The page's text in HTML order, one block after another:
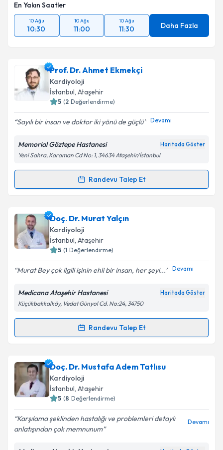
En Yakın Saatler
10 Ağu
10:30
10 Ağu
11:00
10 Ağu
11:30 Daha Fazla
Prof. Dr. Ahmet Ekmekçi
Kardiyoloji
İstanbul, Ataşehir
5 (2 Değerlendirme)
Sayılı bir insan ve doktor iki yönü de güçlü Devamı
Memorial Göztepe Hastanesi Haritada Göster
Yeni Sahra, Karaman Cd No: 1, 34634 Ataşehir/İstanbul
Randevu Talep Et
Randevu Takvimi Talebi
Prof. Dr. Ahmet Ekmekçiiçin randevu takvimi talebi
oluşturun. Size bu uzmandan randevu almanız için bir
takvim hazırlandığında e-posta ile bilgilendireceğiz.
Kişisel verilerimin işlenmesine ilişkin
Metni'ni okudum ve kişisel verilerimin belirtilen
kapsamda işlenmesini kabul ediyorum.
Doç. Dr. Murat Yalçın
Kardiyoloji
İstanbul, Ataşehir
5 (1 Değerlendirme)
Murat Bey çok ilgili işinin ehli bir insan, her şeyi... Devamı
Medicana Ataşehir Hastanesi Haritada Göster
Küçükbakkalköy, Vedat Günyol Cd. No:24, 34750
Randevu Talep Et
Randevu Takvimi Talebi
Doç. Dr. Murat Yalçıniçin randevu takvimi talebi
oluşturun. Size bu uzmandan randevu almanız için bir
takvim hazırlandığında e-posta ile bilgilendireceğiz.
Doç. Dr. Mustafa Adem Tatlısu
Kardiyoloji
İstanbul, Ataşehir
5 (8 Değerlendirme)
Karşılama şeklinden hastalığı ve problemleri detaylı
anlatışından çok memnunum
Devamı